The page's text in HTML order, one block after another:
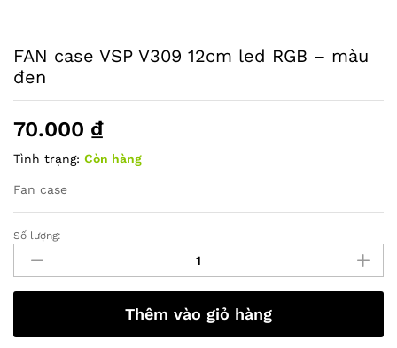
FAN case VSP V309 12cm led RGB – màu
đen
70.000 ₫
Tình trạng: Còn hàng
Fan case
FAN
case
VSP
V309
led
Số lượng:
Thêm vào giỏ hàng